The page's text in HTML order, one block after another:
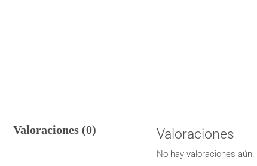
Valoraciones (0) Valoraciones
No hay valoraciones aún.